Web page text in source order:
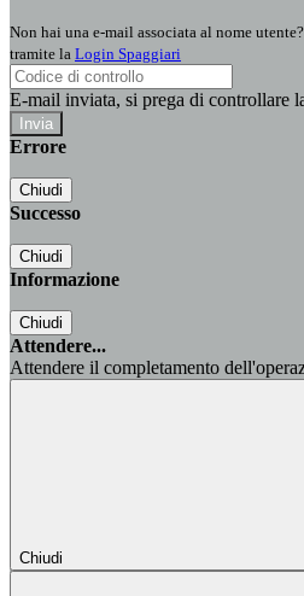
Non hai una e-mail associata al nome
tramite la Login Spaggiari
E-mail inviata, si prega di controllare
Errore
Chiudi
Successo
Chiudi
Informazione
Chiudi
Attendere...
Attendere il completamento
Chiudi